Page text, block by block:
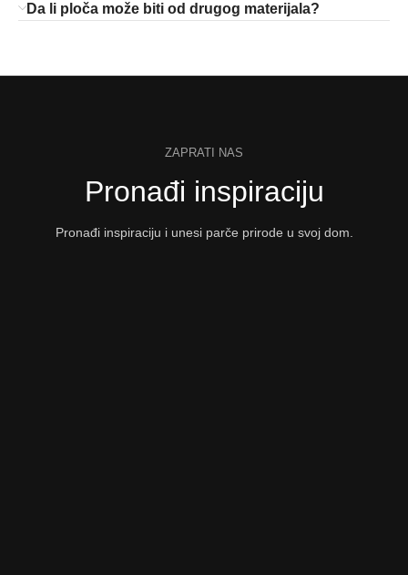
Da li ploča može biti od drugog materijala?
ZAPRATI NAS
Pronađi inspiraciju
Pronađi inspiraciju i unesi parče prirode u svoj dom.